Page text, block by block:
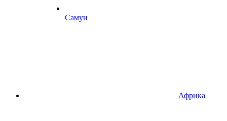
Самуи
Африка